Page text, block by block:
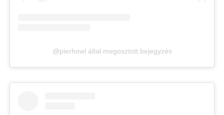
@pierhowl által megosztott bejegyzés